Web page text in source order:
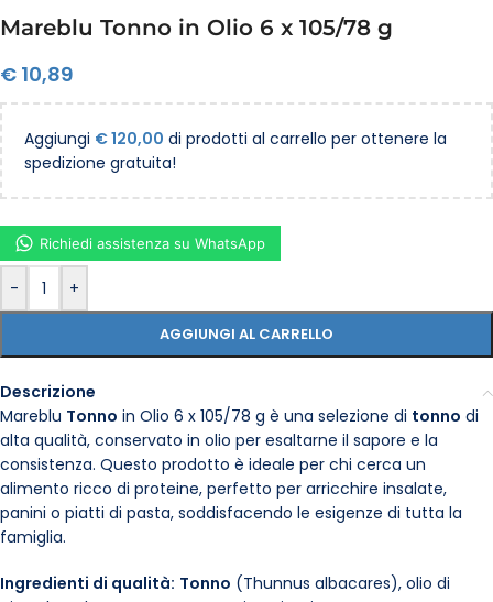
Mareblu Tonno in Olio 6 x 105/78 g
€ 10,89
Aggiungi €120,00 di prodotti al carrello per ottenere la
spedizione gratuita!
- +
AGGIUNGI AL CARRELLO
Richiedi assistenza su WhatsApp
Descrizione
Mareblu Tonno in Olio 6 x 105/78 g è una selezione di tonno di
alta qualità, conservato in olio per esaltarne il sapore e la
consistenza. Questo prodotto è ideale per chi cerca un
alimento ricco di proteine, perfetto per arricchire insalate,
panini o piatti di pasta, soddisfacendo le esigenze di tutta la
famiglia.
Ingredienti di qualità: Tonno (Thunnus albacares), olio di